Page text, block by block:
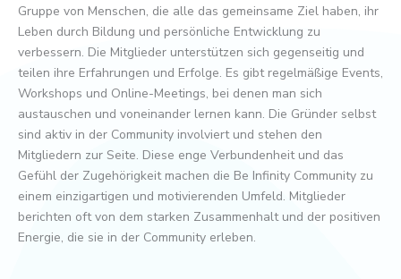
Gruppe von Menschen, die alle das gemeinsame Ziel haben, ihr
Leben durch Bildung und persönliche Entwicklung zu
verbessern. Die Mitglieder unterstützen sich gegenseitig und
teilen ihre Erfahrungen und Erfolge. Es gibt regelmäßige Events,
Workshops und Online-Meetings, bei denen man sich
austauschen und voneinander lernen kann. Die Gründer selbst
sind aktiv in der Community involviert und stehen den
Mitgliedern zur Seite. Diese enge Verbundenheit und das
Gefühl der Zugehörigkeit machen die Be Infinity Community zu
einem einzigartigen und motivierenden Umfeld. Mitglieder
berichten oft von dem starken Zusammenhalt und der positiven
Energie, die sie in der Community erleben.